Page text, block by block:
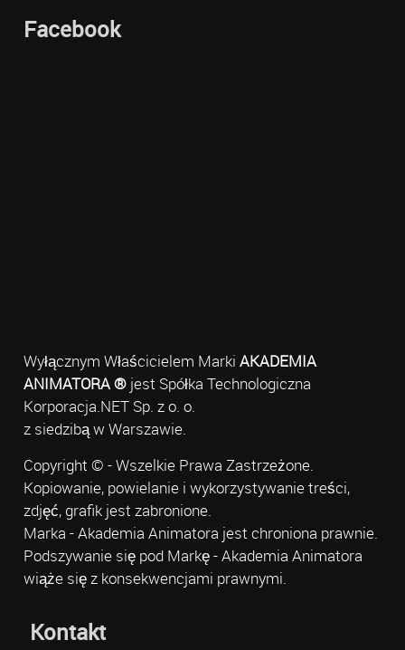
Facebook
Wyłącznym Właścicielem Marki AKADEMIA
ANIMATORA ®jest Spółka Technologiczna
Korporacja.NET Sp. z o. o.
z siedzibą w Warszawie.
Copyright © - Wszelkie Prawa Zastrzeżone.
Kopiowanie, powielanie i wykorzystywanie treści,
zdjęć, grafik jest zabronione.
Marka - Akademia Animatora jest chroniona prawnie.
Podszywanie się pod Markę - Akademia Animatora
wiąże się z konsekwencjami prawnymi.
Kontakt